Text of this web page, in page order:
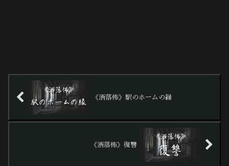
《洒落怖》駅のホームの縁
《洒落怖》復讐